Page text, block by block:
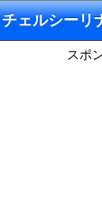
チェルシーリ
スポ